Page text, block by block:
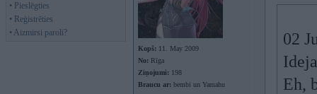
• Pieslēgties
• Reģistrēties
• Aizmirsi paroli?
Kopš: 11. May 2009
No: Rīga
Ziņojumi: 198
Braucu ar: bembi un Yamahu
02
Eh,